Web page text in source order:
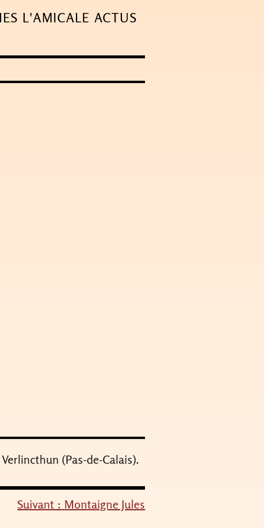
L'AMICALE ACTUS
(Pas-de-Calais).
Suivant : Montaigne Jules